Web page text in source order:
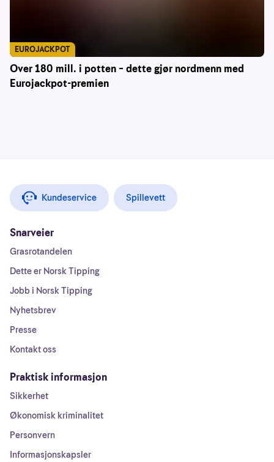
Over 180 mill. i potten – dette gjør nordmenn med
Eurojackpot-premien
EUROJACKPOT
Kundeservice Spillevett
Snarveier
Grasrotandelen
Dette er Norsk Tipping
Jobb i Norsk Tipping
Nyhetsbrev
Presse
Kontakt oss
Praktisk informasjon
Sikkerhet
Økonomisk kriminalitet
Personvern
Informasjonskapsler